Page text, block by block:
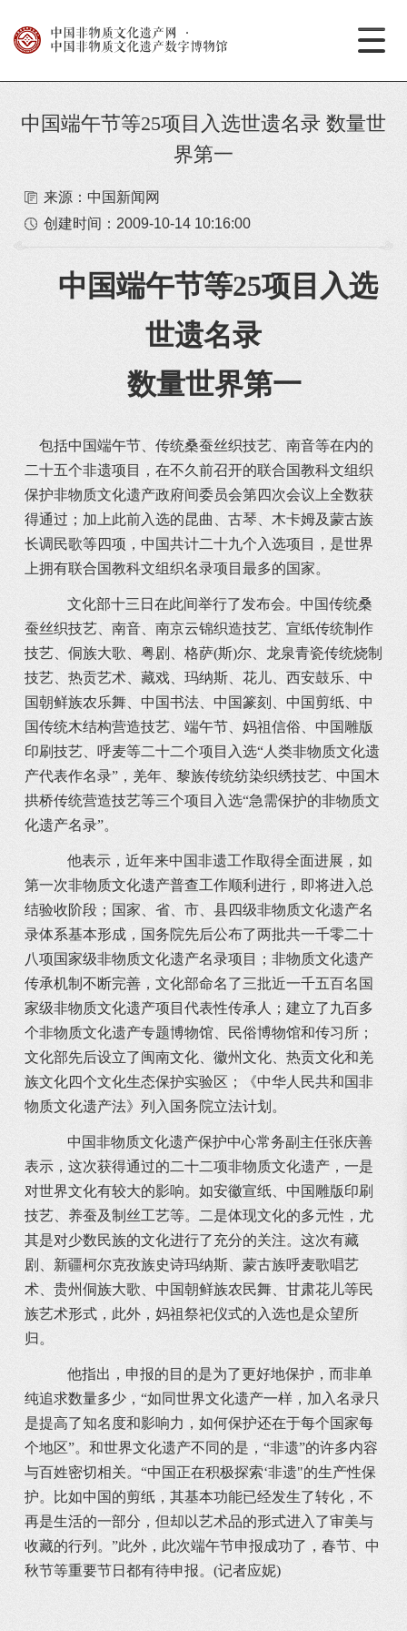
中国非物质文化遗产网
·
中国非物质文化遗产数字博物馆
中国端午节等25项目入选世遗名录 数量世
界第一
来源：中国新闻网
创建时间： 2009-10-14 10:16:00
中国端午节等25项目入选
世遗名录
数量世界第一
包括中国端午节、传统桑蚕丝织技艺、南音等在内的
二十五个非遗项目，在不久前召开的联合国教科文组织
保护非物质文化遗产政府间委员会第四次会议上全数获
得通过；加上此前入选的昆曲、古琴、木卡姆及蒙古族
长调民歌等四项，中国共计二十九个入选项目，是世界
上拥有联合国教科文组织名录项目最多的国家。
文化部十三日在此间举行了发布会。中国传统桑
蚕丝织技艺、南音、南京云锦织造技艺、宣纸传统制作
技艺、侗族大歌、粤剧、格萨(斯)尔、龙泉青瓷传统烧制
技艺、热贡艺术、藏戏、玛纳斯、花儿、西安鼓乐、中
国朝鲜族农乐舞、中国书法、中国篆刻、中国剪纸、中
国传统木结构营造技艺、端午节、妈祖信俗、中国雕版
印刷技艺、呼麦等二十二个项目入选“人类非物质文化遗
产代表作名录”，羌年、黎族传统纺染织绣技艺、中国木
拱桥传统营造技艺等三个项目入选“急需保护的非物质文
化遗产名录”。
他表示，近年来中国非遗工作取得全面进展，如
第一次非物质文化遗产普查工作顺利进行，即将进入总
结验收阶段；国家、省、市、县四级非物质文化遗产名
录体系基本形成，国务院先后公布了两批共一千零二十
八项国家级非物质文化遗产名录项目；非物质文化遗产
传承机制不断完善，文化部命名了三批近一千五百名国
家级非物质文化遗产项目代表性传承人；建立了九百多
个非物质文化遗产专题博物馆、民俗博物馆和传习所；
文化部先后设立了闽南文化、徽州文化、热贡文化和羌
族文化四个文化生态保护实验区；《中华人民共和国非
物质文化遗产法》列入国务院立法计划。
中国非物质文化遗产保护中心常务副主任张庆善
表示，这次获得通过的二十二项非物质文化遗产，一是
对世界文化有较大的影响。如安徽宣纸、中国雕版印刷
技艺、养蚕及制丝工艺等。二是体现文化的多元性，尤
其是对少数民族的文化进行了充分的关注。这次有藏
剧、新疆柯尔克孜族史诗玛纳斯、蒙古族呼麦歌唱艺
术、贵州侗族大歌、中国朝鲜族农民舞、甘肃花儿等民
族艺术形式，此外，妈祖祭祀仪式的入选也是众望所
归。
他指出，申报的目的是为了更好地保护，而非单
纯追求数量多少，“如同世界文化遗产一样，加入名录只
是提高了知名度和影响力，如何保护还在于每个国家每
个地区”。和世界文化遗产不同的是，“非遗”的许多内容
与百姓密切相关。“中国正在积极探索‘非遗"的生产性保
护。比如中国的剪纸，其基本功能已经发生了转化，不
再是生活的一部分，但却以艺术品的形式进入了审美与
收藏的行列。”此外，此次端午节申报成功了，春节、中
秋节等重要节日都有待申报。(记者应妮)